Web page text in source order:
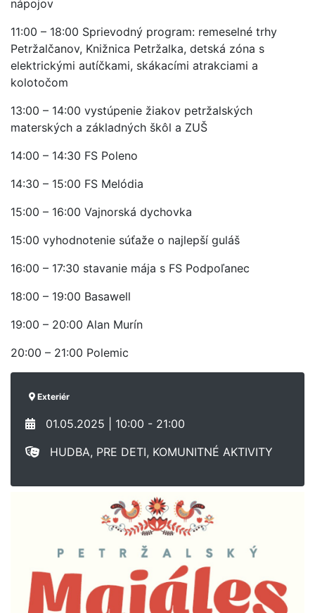
nápojov
11:00 – 18:00 Sprievodný program: remeselné trhy
Petržalčanov, Knižnica Petržalka, detská zóna s
elektrickými autíčkami, skákacími atrakciami a
kolotočom
13:00 – 14:00 vystúpenie žiakov petržalských
materských a základných škôl a ZUŠ
14:00 – 14:30 FS Poleno
14:30 – 15:00 FS Melódia
15:00 – 16:00 Vajnorská dychovka
15:00 vyhodnotenie súťaže o najlepší guláš
16:00 – 17:30 stavanie mája s FS Podpoľanec
18:00 – 19:00 Basawell
19:00 – 20:00 Alan Murín
20:00 – 21:00 Polemic
Exteriér
01.05.2025 | 10:00 - 21:00
HUDBA, PRE DETI, KOMUNITNÉ AKTIVITY